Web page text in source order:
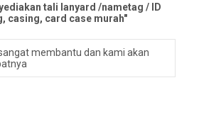
tali lanyard /nametag / ID
casing, card case murah"
membantu dan kami akan